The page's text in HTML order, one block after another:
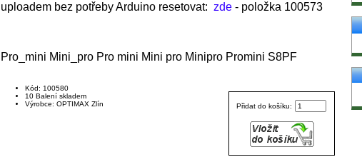
uploadem bez potřeby Arduino resetovat: zde - položka 100573
Pro_mini Mini_pro Pro mini Mini pro Minipro Promini S8PF
Přidat do košíku:
Kód: 100580
10 Balení skladem
Výrobce: OPTIMAX Zlín